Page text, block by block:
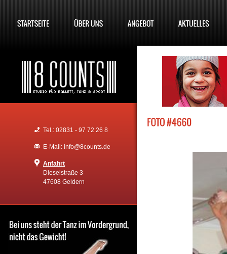
Tel.: 02831 - 97 72 26 8
E-Mail: info@8counts.de
Anfahrt
Dieselstraße 3
47608 Geldern